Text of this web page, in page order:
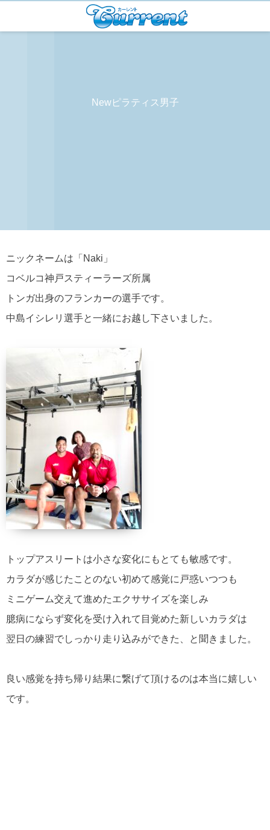
Newピラティス男子
ニックネームは「Naki」
コベルコ神戸スティーラーズ所属
トンガ出身のフランカーの選手です。
中島イシレリ選手と一緒にお越し下さいました。
トップアスリートは小さな変化にもとても敏感です。
カラダが感じたことのない初めて感覚に戸惑いつつも
ミニゲーム交えて進めたエクササイズを楽しみ
臆病にならず変化を受け入れて目覚めた新しいカラダは
翌日の練習でしっかり走り込みができた、と聞きました。
良い感覚を持ち帰り結果に繋げて頂けるのは本当に嬉しい
です。